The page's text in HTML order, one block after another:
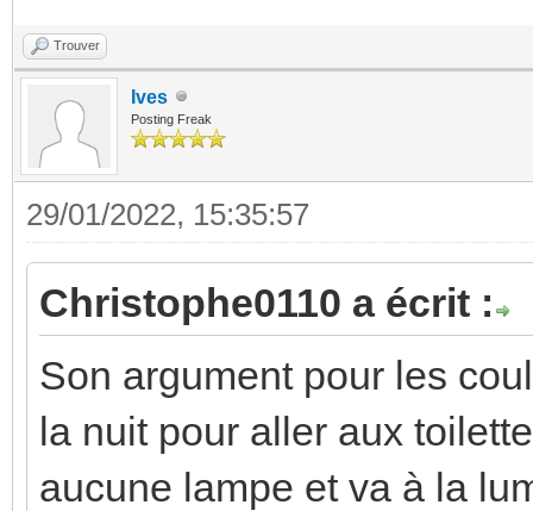
Trouver
Ives
Posting Freak
29/01/2022, 15:35:57
Christophe0110 a écrit :
Son argument pour les
la nuit pour aller aux
aucune lampe et va à la